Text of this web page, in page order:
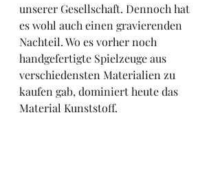
unserer Gesellschaft. Dennoch hat
es wohl auch einen gravierenden
Nachteil. Wo es vorher noch
handgefertigte Spielzeuge aus
verschiedensten Materialien zu
kaufen gab, dominiert heute das
Material Kunststoff.